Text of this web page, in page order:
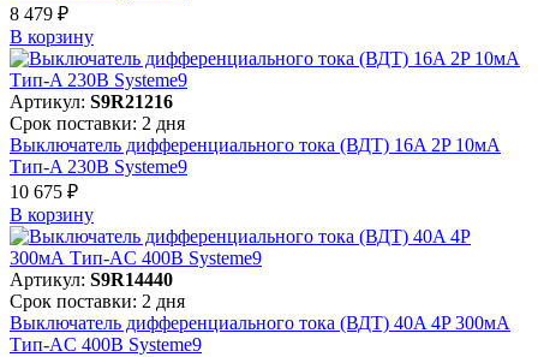
8 479 ₽
В корзинy
Артикул: S9R21216
Срок поставки: 2 дня
Выключатель дифференциального тока (ВДТ) 16A 2P 10мА
Тип-A 230В Systeme9
10 675 ₽
В корзинy
Артикул: S9R14440
Срок поставки: 2 дня
Выключатель дифференциального тока (ВДТ) 40A 4P 300мА
Тип-AC 400В Systeme9